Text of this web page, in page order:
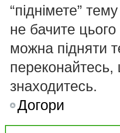
“піднімете”
не бачите
можна підняти
знаходитесь.
Догори